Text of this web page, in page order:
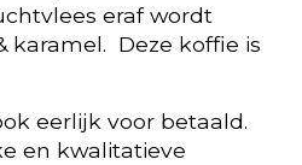
eraf wordt
karamel. Deze koffie is
eerlijk voor betaald.
en kwalitatieve